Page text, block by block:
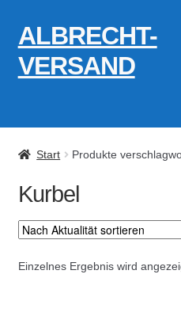
Zur
Navigation
springen
Zum
Inhalt
springen
ALBRECHT-
VERSAND
Zahlungsarten
Start Produkte
Kurbel
Einzelnes Ergebnis wird